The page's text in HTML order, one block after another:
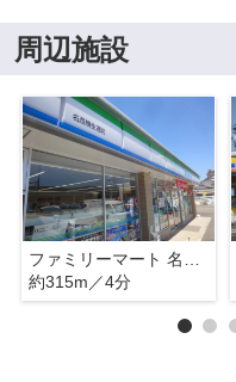
周辺施設
約315m／4分